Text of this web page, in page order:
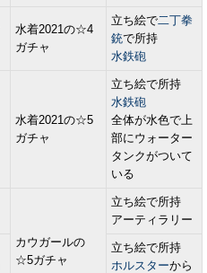
水着2021の☆4
ガチャ
立ち絵で二丁拳
銃で所持
水鉄砲
水着2021の☆5
ガチャ
立ち絵で所持
水鉄砲
全体が水色で上
部にウォーター
タンクがついて
いる
カウガールの
☆5ガチャ
立ち絵で所持
アーティラリー
立ち絵で所持
ホルスターから